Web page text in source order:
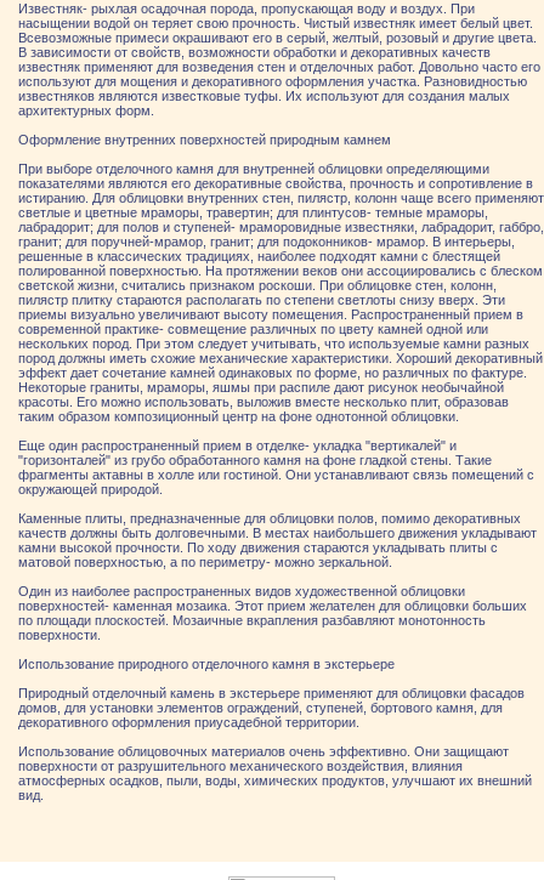
Известняк- рыхлая осадочная порода, пропускающая воду и воздух. При
насыщении водой он теряет свою прочность. Чистый известняк имеет белый цвет.
Всевозможные примеси окрашивают его в серый, желтый, розовый и другие цвета.
В зависимости от свойств, возможности обработки и декоративных качеств
известняк применяют для возведения стен и отделочных работ. Довольно часто его
используют для мощения и декоративного оформления участка. Разновидностью
известняков являются известковые туфы. Их используют для создания малых
архитектурных форм.
Оформление внутренних поверхностей природным камнем
При выборе отделочного камня для внутренней облицовки определяющими
показателями являются его декоративные свойства, прочность и сопротивление в
истиранию. Для облицовки внутренних стен, пилястр, колонн чаще всего применяют
светлые и цветные мраморы, травертин; для плинтусов- темные мраморы,
лабрадорит; для полов и ступеней- мраморовидные известняки, лабрадорит, габбро,
гранит; для поручней-мрамор, гранит; для подоконников- мрамор. В интерьеры,
решенные в классических традициях, наиболее подходят камни с блестящей
полированной поверхностью. На протяжении веков они ассоциировались с блеском
светской жизни, считались признаком роскоши. При облицовке стен, колонн,
пилястр плитку стараются располагать по степени светлоты снизу вверх. Эти
приемы визуально увеличивают высоту помещения. Распространенный прием в
современной практике- совмещение различных по цвету камней одной или
нескольких пород. При этом следует учитывать, что используемые камни разных
пород должны иметь схожие механические характеристики. Хороший декоративный
эффект дает сочетание камней одинаковых по форме, но различных по фактуре.
Некоторые граниты, мраморы, яшмы при распиле дают рисунок необычайной
красоты. Его можно использовать, выложив вместе несколько плит, образовав
таким образом композиционный центр на фоне однотонной облицовки.
Еще один распространенный прием в отделке- укладка "вертикалей" и
"горизонталей" из грубо обработанного камня на фоне гладкой стены. Такие
фрагменты актавны в холле или гостиной. Они устанавливают связь помещений с
окружающей природой.
Каменные плиты, предназначенные для облицовки полов, помимо декоративных
качеств должны быть долговечными. В местах наибольшего движения укладывают
камни высокой прочности. По ходу движения стараются укладывать плиты с
матовой поверхностью, а по периметру- можно зеркальной.
Один из наиболее распространенных видов художественной облицовки
поверхностей- каменная мозаика. Этот прием желателен для облицовки больших
по площади плоскостей. Мозаичные вкрапления разбавляют монотонность
поверхности.
Использование природного отделочного камня в экстерьере
Природный отделочный камень в экстерьере применяют для облицовки фасадов
домов, для установки элементов ограждений, ступеней, бортового камня, для
декоративного оформления приусадебной территории.
Использование облицовочных материалов очень эффективно. Они защищают
поверхности от разрушительного механического воздействия, влияния
атмосферных осадков, пыли, воды, химических продуктов, улучшают их внешний
вид.